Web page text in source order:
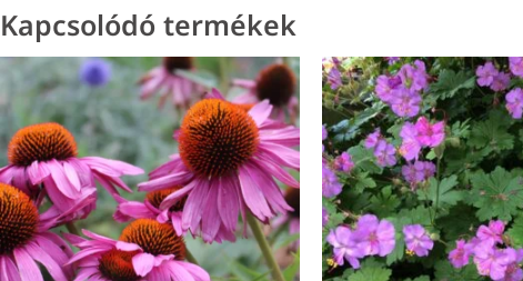
Kapcsolódó termékek